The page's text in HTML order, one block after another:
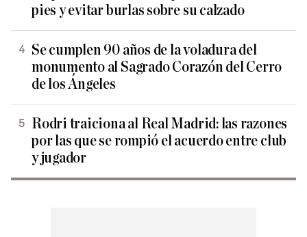
pies y evitar burlas sobre su calzado
Se cumplen 90 años de la voladura del
monumento al Sagrado Corazón del Cerro
de los Ángeles
Rodri traiciona al Real Madrid: las razones
por las que se rompió el acuerdo entre club
y jugador